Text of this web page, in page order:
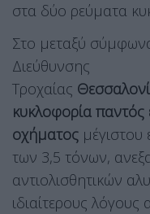
στα δύο ρεύματα
Στο μεταξύ
Διεύθυνσης
Τροχαίας
κυκλοφορία
οχήματος
των 3,5 τόνων,
αντιολισθητικών
ιδιαίτερους